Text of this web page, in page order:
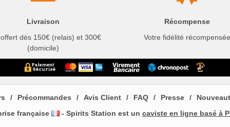
Livraison
dès 150€ (relais) et 300€
(domicile)
Récompense
Votre fidélité récompensée
Précommandes Avis Client FAQ Presse
française
- Spirits Station est un caviste en ligne basé à